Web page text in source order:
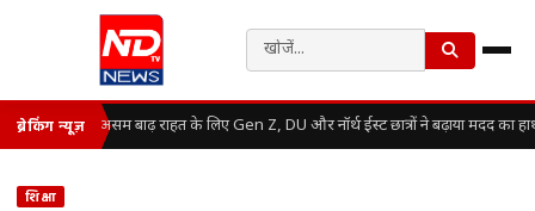
ब्रेकिंग न्यूज़ असम बाढ़ राहत के लिए Gen Z, DU और नॉर्थ ईस्ट छात्रों ने बढ़ाया मदद का
शिक्षा